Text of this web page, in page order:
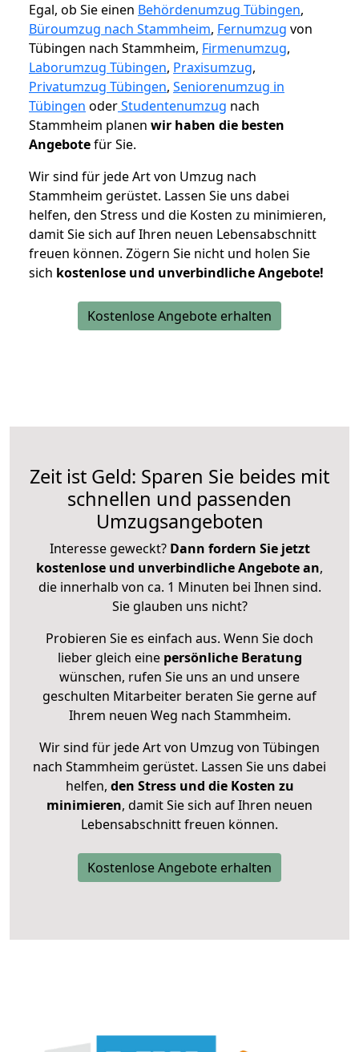
Egal, ob Sie einen Behördenumzug Tübingen,
Büroumzug nach Stammheim, Fernumzug von
Tübingen nach Stammheim, Firmenumzug,
Laborumzug Tübingen, Praxisumzug,
Privatumzug Tübingen, Seniorenumzug in
Tübingen oderStudentenumzug nach
Stammheim planen wir haben die besten
Angebotefür Sie.
Wir sind für jede Art von Umzug nach
Stammheim gerüstet. Lassen Sie uns dabei
helfen, den Stress und die Kosten zu minimieren,
damit Sie sich auf Ihren neuen Lebensabschnitt
freuen können. Zögern Sie nicht und holen Sie
sich kostenlose und unverbindliche Angebote!
Kostenlose Angebote erhalten
Zeit ist Geld: Sparen Sie beides mit
schnellen und passenden
Umzugsangeboten
Interesse geweckt? Dann fordern Sie jetzt
kostenlose und unverbindliche Angebote an,
die innerhalb von ca. 1 Minuten bei Ihnen sind.
Sie glauben uns nicht?
Probieren Sie es einfach aus. Wenn Sie doch
lieber gleich eine persönliche Beratung
wünschen, rufen Sie uns an und unsere
geschulten Mitarbeiter beraten Sie gerne auf
Ihrem neuen Weg nach Stammheim.
Wir sind für jede Art von Umzug von Tübingen
nach Stammheim gerüstet. Lassen Sie uns dabei
helfen, den Stress und die Kosten zu
minimieren, damit Sie sich auf Ihren neuen
Lebensabschnitt freuen können.
Kostenlose Angebote erhalten